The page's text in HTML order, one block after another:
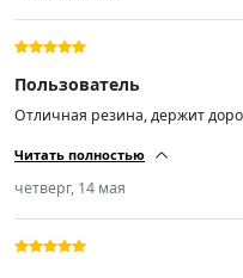
Пользователь
Отличная резина, держит
Читать полностью
четверг, 14 мая